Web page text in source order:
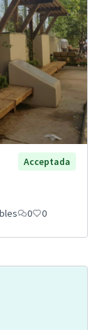
Acceptada
0 0